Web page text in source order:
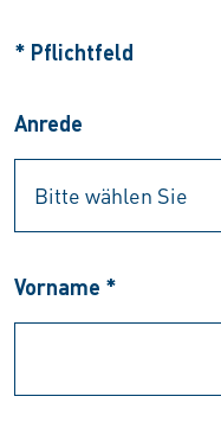
* Pflichtfeld
Anrede
Vorname *